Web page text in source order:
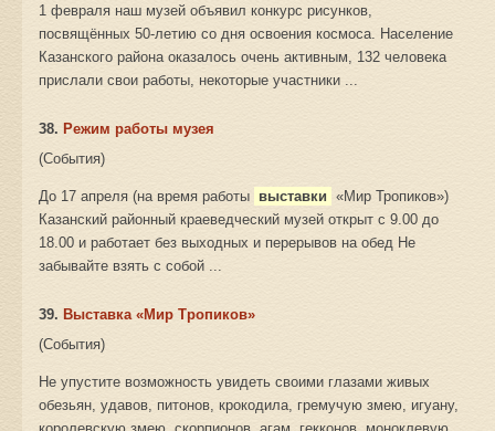
1 февраля наш музей объявил конкурс рисунков,
посвящённых 50-летию со дня освоения космоса. Население
Казанского района оказалось очень активным, 132 человека
прислали свои работы, некоторые участники ...
38. Режим работы музея
(События)
До 17 апреля (на время работы выставки «Мир Тропиков»)
Казанский районный краеведческий музей открыт с 9.00 до
18.00 и работает без выходных и перерывов на обед Не
забывайте взять с собой ...
39. Выставка «Мир Тропиков»
(События)
Не упустите возможность увидеть своими глазами живых
обезьян, удавов, питонов, крокодила, гремучую змею, игуану,